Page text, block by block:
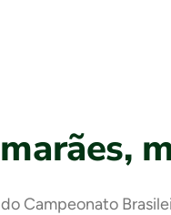
Campeonato